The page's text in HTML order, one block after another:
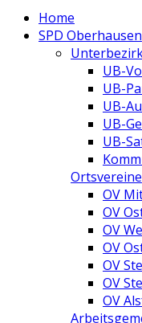
Home
SPD Oberhausen
UB-
UB-
UB-
UB-
UB-
Ortsvereine
OV
OV
OV
OV
OV
OV
OV